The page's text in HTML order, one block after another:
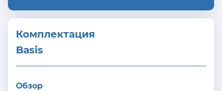
Комплектация
Basis
Обзор